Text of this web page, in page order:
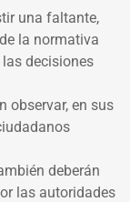
una faltante,
la normativa
decisiones
observar, en sus
deberán
las autoridades